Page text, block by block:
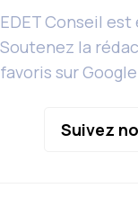
EDET Conseil
Soutenez la
favoris sur
Suivez